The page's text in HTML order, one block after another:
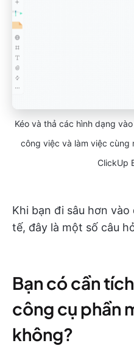
Kéo và thả các hình dạng
công việc và làm việc cùng
ClickUp
Khi bạn đi sâu hơn
tế, đây là một số câu
Bạn có cần
công cụ phần
không?